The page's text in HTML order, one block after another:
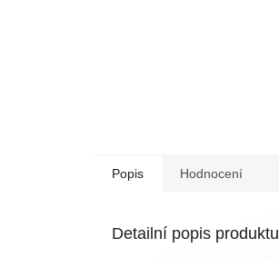
Popis Hodnocení
Detailní popis produktu